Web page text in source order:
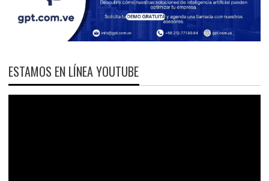
ESTAMOS EN LÍNEA YOUTUBE